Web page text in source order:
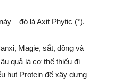
– đó là Axit Phytic (*).
Magie, sắt, đồng và
quả là cơ thể thiếu đi
hụt Protein để xây dựng